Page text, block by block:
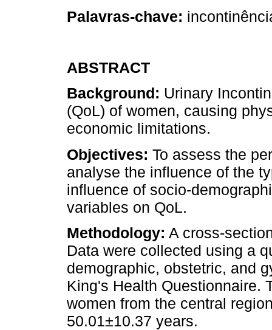
Palavras-chave:
ABSTRACT
Background: Urinary
(QoL) of women, causing
economic limitations.
Objectives: To assess the
analyse the influence of the
influence of socio-
variables on QoL.
Methodology: A cross-
Data were collected using a
demographic, obstetric, and
King's Health Questionnaire.
women from the central
50.01±10.37 years.